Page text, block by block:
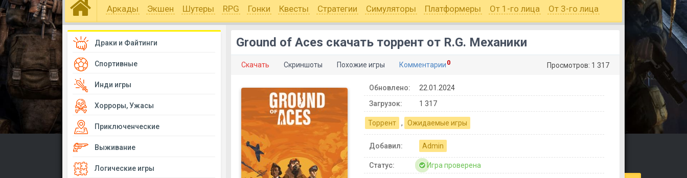
Аркады Экшен Шутеры RPG Гонки Квесты Стратегии Симуляторы Платформеры От 1-го лица От 3-го лица
Ground of Aces скачать торрент от R.G. Механики
Скачать Скриншоты Похожие игры Комментарии 0 Просмотров: 1 317
Обновлено:
22.01.2024
Загрузок:
1 317
Торрент , Ожидаемые игры
Добавил: Admin
Статус: Игра проверена
Драки и Файтинги
Спортивные
Инди игры
Хорроры, Ужасы
Приключенческие
Выживание
Логические игры